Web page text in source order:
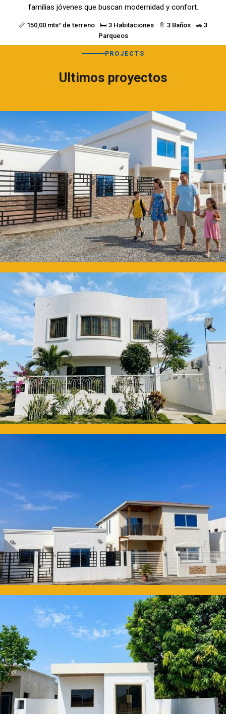
📏 150,00 mts² de terreno · 🛏️ 3 Habitaciones · 🚿 3 Baños · 🚗 3
Parqueos
familias jóvenes que buscan modernidad y confort.
PROJECTS
Ultimos proyectos